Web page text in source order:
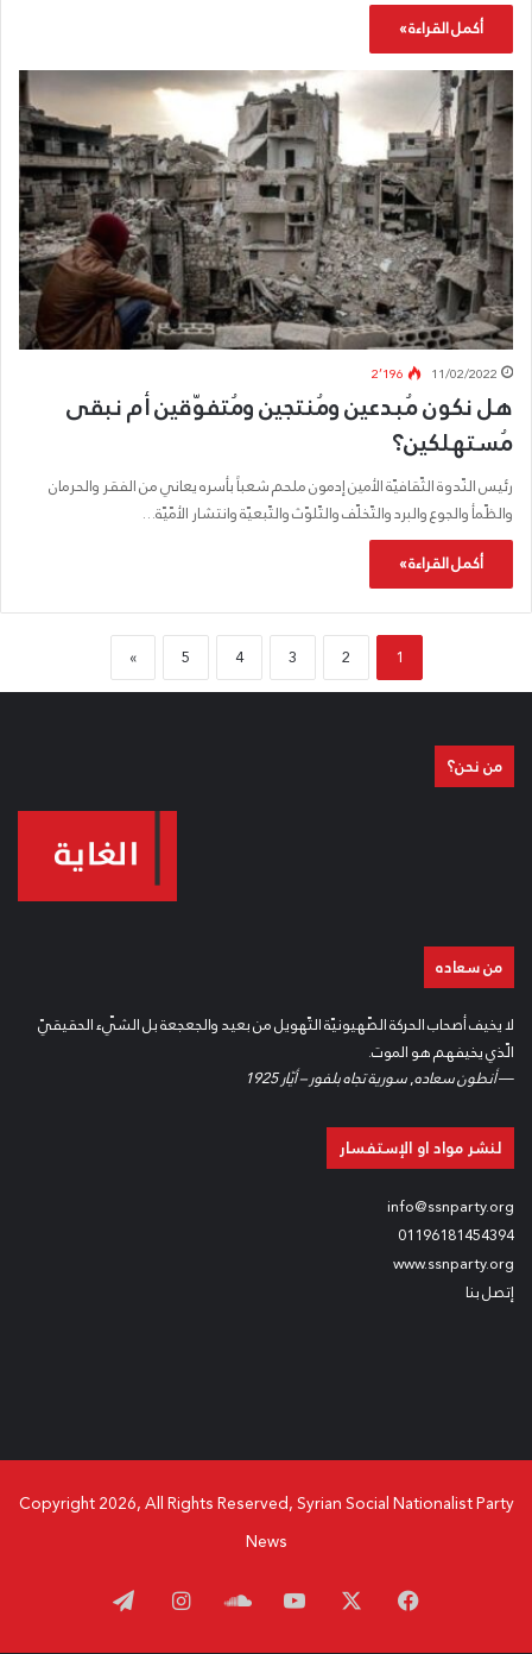
أكمل القراءة »
11/02/2022 2٬196
هل نكون مُبدعين ومُنتجين ومُتفوّقين أم نبقى
مُستهلكين؟
رئيس النّدوة الثّقافيّة الأمين إدمون ملحم شعباً بأسره يعاني من الفقر والحرمان
والظّمأ والجوع والبرد والتّخلّف والتّلوّث والتّبعيّة وانتشار الأمّيّة…
أكمل القراءة »
1
2
3
4
5
»
من نحن؟
من سعاده
لا يخيف أصحاب الحركة الصّهيونيّة التّهويل من بعيد والجعجعة بل الشّيء الحقيقيّ
الّذي يخيفهم هو الموت.
—أنطون سعاده,سورية تجاه بلفور – أيّار 1925
لنشر مواد او الإستفسار
info@ssnparty.org
01196181454394
www.ssnparty.org
إتصل بنا
Copyright 2026, All Rights Reserved, Syrian Social Nationalist Party
News
فيسبوك ‫YouTubeساوند
انستقرام